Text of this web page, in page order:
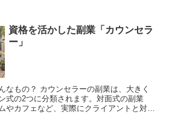
きることです。デザインレッスンは、単発
す。資格を持っていることで、クライアン
なり、単発の案件でも獲得しやすくなりま
ることで、高単価の案件を獲得できる可能
資格を活かした副業「カウンセラ
ー」
なもの？
式の2つに分類されます。対面式の副業
やカフェなど、実際にクライアントと対面